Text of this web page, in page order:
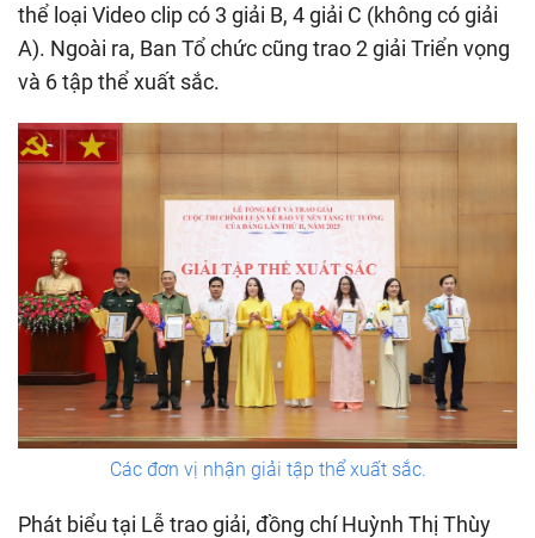
thể loại Video clip có 3 giải B, 4 giải C (không có giải
A). Ngoài ra, Ban Tổ chức cũng trao 2 giải Triển vọng
và 6 tập thể xuất sắc.
Các đơn vị nhận giải tập thể xuất sắc.
Phát biểu tại Lễ trao giải, đồng chí Huỳnh Thị Thùy